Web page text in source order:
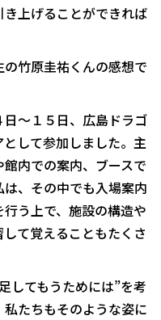
上げることができれば
竹原圭祐くんの感想で
日～１５日、広島ドラゴ
して参加しました。主
内での案内、ブースで
、その中でも入場案内
う上で、施設の構造や
て覚えることもたくさ
してもうためには”を考
たちもそのような姿に